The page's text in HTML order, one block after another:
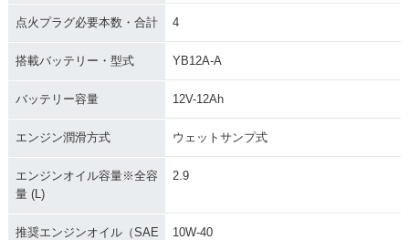
点火プラグ必要本数・合計 4
搭載バッテリー・型式 YB12A-A
バッテリー容量 12V-12Ah
エンジン潤滑方式 ウェットサンプ式
エンジンオイル容量※全容
量 (L)
2.9
推奨エンジンオイル（SAE
10W-40